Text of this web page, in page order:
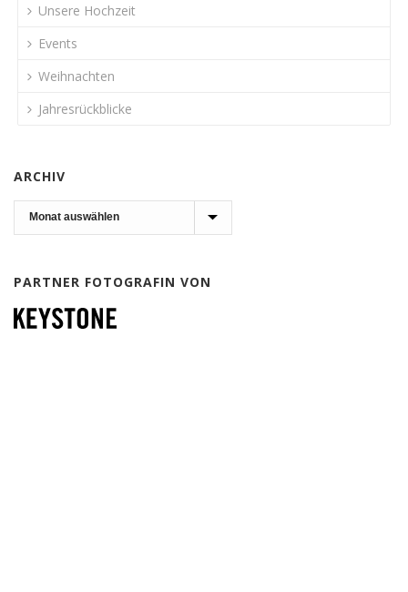
Unsere Hochzeit
Events
Weihnachten
Jahresrückblicke
ARCHIV
Archiv
PARTNER FOTOGRAFIN VON